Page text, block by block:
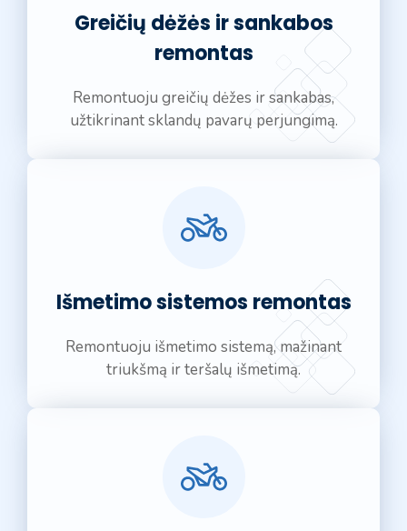
Greičių dėžės ir sankabos
remontas
Remontuoju greičių dėžes ir sankabas,
užtikrinant sklandų pavarų perjungimą.
Išmetimo sistemos remontas
Remontuoju išmetimo sistemą, mažinant
triukšmą ir teršalų išmetimą.